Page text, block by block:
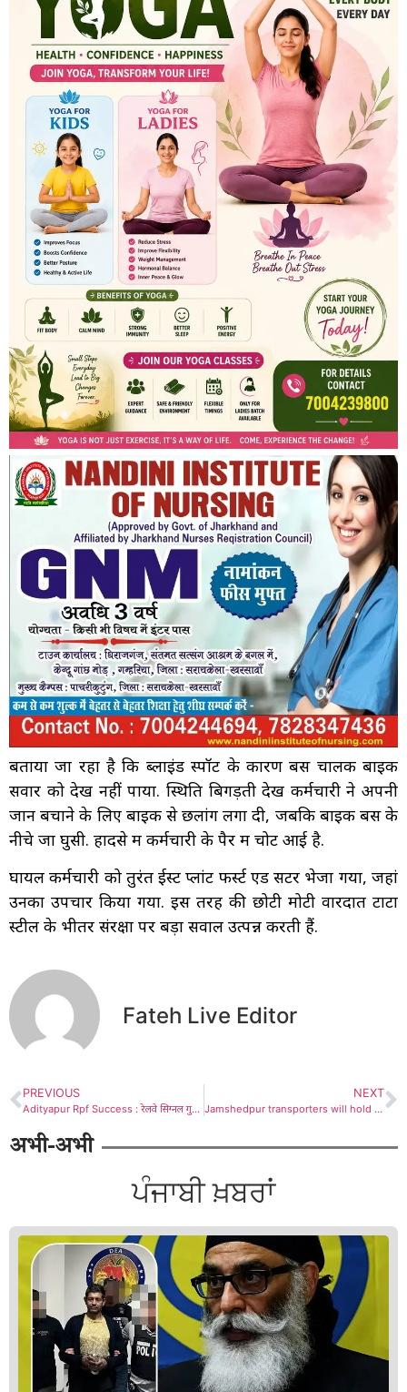
बताया जा रहा है कि ब्लाइंड स्पॉट के कारण बस चालक बाइक
सवार को देख नहीं पाया. स्थिति बिगड़ती देख कर्मचारी ने अपनी
जान बचाने के लिए बाइक से छलांग लगा दी, जबकि बाइक बस के
नीचे जा घुसी. हादसे में कर्मचारी के पैर में चोट आई है.
घायल कर्मचारी को तुरंत ईस्ट प्लांट फर्स्ट एड सेंटर भेजा गया, जहां
उनका उपचार किया गया. इस तरह की छोटी मोटी वारदात टाटा
स्टील के भीतर संरक्षा पर बड़ा सवाल उत्पन्न करती हैं.
Fateh Live Editor
PREVIOUS
Adityapur Rpf Success : रेलवे सिग्नल गुमटी से चोरी हुए तड़ित चालक और कॉपर तार जब्त, दो शातिर चोर गिरफ्तार
NEXT
Jamshedpur transporters will hold hookah jam in Bengal : जमशेदपुर के ट्रांसपोर्टर बंगाल सीमा पर शुक्रवार को देंगे धरना, अंदर पढ़ें क्या है कारण
अभी-अभी
ਪੰਜਾਬੀ ਖ਼ਬਰਾਂ